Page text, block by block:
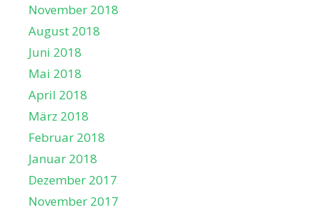
November 2018
August 2018
Juni 2018
Mai 2018
April 2018
März 2018
Februar 2018
Januar 2018
Dezember 2017
November 2017